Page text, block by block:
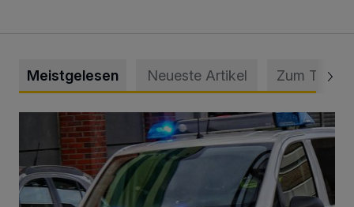
Meistgelesen Neueste Artikel Zum Thema
Mann beschädigt Autos in Parkhaus